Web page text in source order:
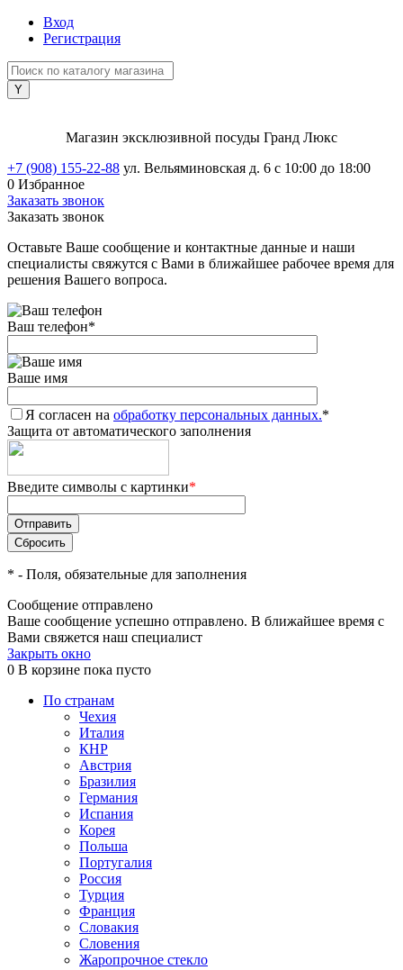
Вход
Регистрация
Магазин эксклюзивной посуды Гранд Люкс
+7 (908) 155-22-88 ул. Вельяминовская д. 6 с 10:00 до 18:00
0 Избранное
Заказать звонок
Заказать звонок
Оставьте Ваше сообщение и контактные данные и наши
специалисты свяжутся с Вами в ближайшее рабочее время для
решения Вашего вопроса.
Ваш телефон*
Ваше имя
Я согласен на обработку персональных данных.*
Защита от автоматического заполнения
Введите символы с картинки*
* - Поля, обязательные для заполнения
Сообщение отправлено
Ваше сообщение успешно отправлено. В ближайшее время с
Вами свяжется наш специалист
Закрыть окно
0 В корзине пока пусто
По странам
Чехия
Италия
КНР
Австрия
Бразилия
Германия
Испания
Корея
Польша
Португалия
Россия
Турция
Франция
Словакия
Словения
Жаропрочное стекло